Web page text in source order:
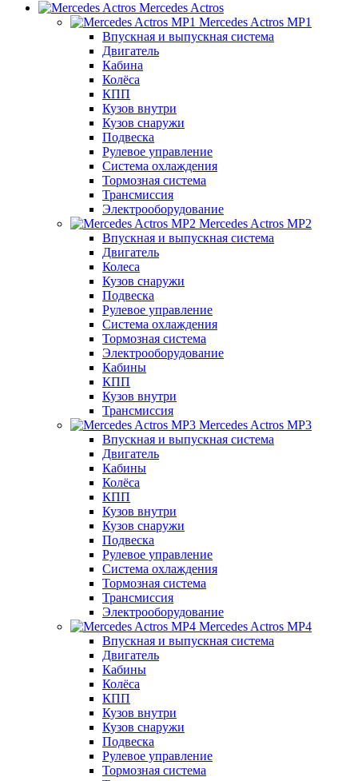
Mercedes Actros
Mercedes Actros MP1
Впускная и выпускная система
Двигатель
Кабина
Колёса
КПП
Кузов внутри
Кузов снаружи
Подвеска
Рулевое управление
Система охлаждения
Тормозная система
Трансмиссия
Электрооборудование
Mercedes Actros MP2
Впускная и выпускная система
Двигатель
Колеса
Кузов снаружи
Подвеска
Рулевое управление
Система охлаждения
Тормозная система
Электрооборудование
Кабины
КПП
Кузов внутри
Трансмиссия
Mercedes Actros MP3
Впускная и выпускная система
Двигатель
Кабины
Колёса
КПП
Кузов внутри
Кузов снаружи
Подвеска
Рулевое управление
Система охлаждения
Тормозная система
Трансмиссия
Электрооборудование
Mercedes Actros MP4
Впускная и выпускная система
Двигатель
Кабины
Колёса
КПП
Кузов внутри
Кузов снаружи
Подвеска
Рулевое управление
Тормозная система